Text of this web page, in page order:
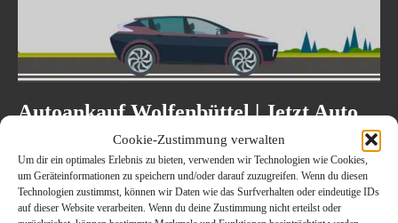
Cookie-Zustimmung verwalten
Um dir ein optimales Erlebnis zu bieten, verwenden wir Technologien wie Cookies,
um Geräteinformationen zu speichern und/oder darauf zuzugreifen. Wenn du diesen
Technologien zustimmst, können wir Daten wie das Surfverhalten oder eindeutige IDs
auf dieser Website verarbeiten. Wenn du deine Zustimmung nicht erteilst oder
Autoankauf Wolfenbüttel | Jetzt Auto
verkaufen in 24 Stunden
AUTO UND VERKEHR
31. Mai 2023
Autoankauf Wolfenbüttel - Barankauf sofort zum Festpreis, sichere
und schnelle Auszahlung. Schneller und unkomplizierter Autoverkauf